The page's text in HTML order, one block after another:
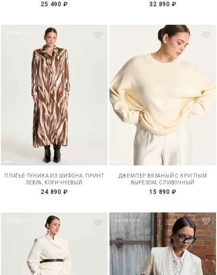
25 490 ₽ 32 890 ₽
ПЛАТЬЕ-ТУНИКА ИЗ ШИФОНА, ПРИНТ
ЗЕБРА, КОРИЧНЕВЫЙ
24 890 ₽
ДЖЕМПЕР ВЯЗАНЫЙ С КРУГЛЫМ
ВЫРЕЗОМ, СЛИВОЧНЫЙ
15 890 ₽
НОВИНКА